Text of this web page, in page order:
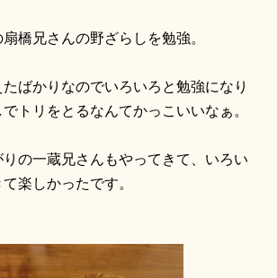
橋兄さんの野ざらしを勉強。
ばかりなのでいろいろと勉強になり
トリをとるなんてかっこいいなぁ。
の一蔵兄さんもやってきて、いろい
楽しかったです。